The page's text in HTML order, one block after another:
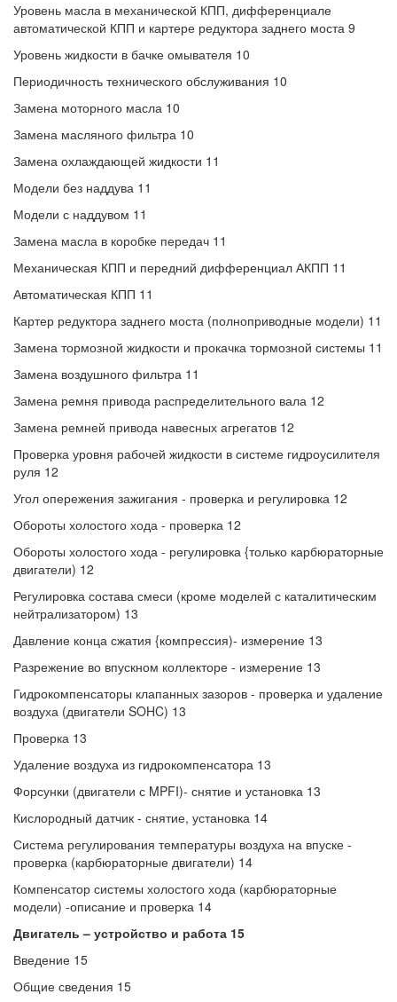
Уровень масла в механической КПП, дифференциале
автоматической КПП и картере редуктора заднего моста 9
Уровень жидкости в бачке омывателя 10
Периодичность технического обслуживания 10
Замена моторного масла 10
Замена масляного фильтра 10
Замена охлаждающей жидкости 11
Модели без наддува 11
Модели с наддувом 11
Замена масла в коробке передач 11
Механическая КПП и передний дифференциал АКПП 11
Автоматическая КПП 11
Картер редуктора заднего моста (полноприводные модели) 11
Замена тормозной жидкости и прокачка тормозной системы 11
Замена воздушного фильтра 11
Замена ремня привода распределительного вала 12
Замена ремней привода навесных агрегатов 12
Проверка уровня рабочей жидкости в системе гидроусилителя
руля 12
Угол опережения зажигания - проверка и регулировка 12
Обороты холостого хода - проверка 12
Обороты холостого хода - регулировка {только карбюраторные
двигатели) 12
Регулировка состава смеси (кроме моделей с каталитическим
нейтрализатором) 13
Давление конца сжатия {компрессия)- измерение 13
Разрежение во впускном коллекторе - измерение 13
Гидрокомпенсаторы клапанных зазоров - проверка и удаление
воздуха (двигатели SOHC) 13
Проверка 13
Удаление воздуха из гидрокомпенсатора 13
Форсунки (двигатели с MPFI)- снятие и установка 13
Кислородный датчик - снятие, установка 14
Система регулирования температуры воздуха на впуске -
проверка (карбюраторные двигатели) 14
Компенсатор системы холостого хода (карбюраторные
модели) -описание и проверка 14
Двигатель – устройство и работа 15
Введение 15
Общие сведения 15